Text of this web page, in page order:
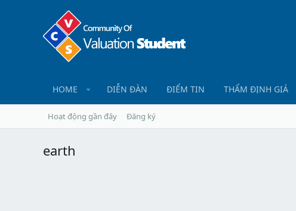
HOME DIỄN ĐÀN ĐIỂM TIN THẨM ĐỊNH GIÁ
Hoạt động gần đây Đăng ký
earth